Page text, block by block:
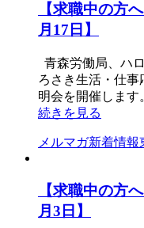
【求職中の方
月17日】
青森労働局、ハ
ろさき生活・仕事
明会を開催します
続きを見る
メルマガ新着情報
【求職中の方
月3日】